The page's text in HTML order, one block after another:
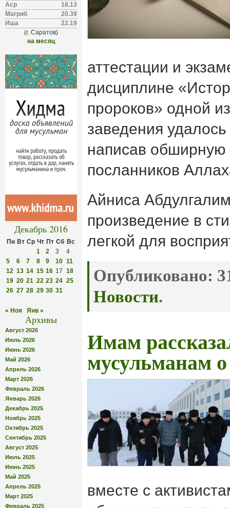
Аср
18.13
Магриб
20.39
Иша
22.19
(г. Саратов)
на месяц
Декабрь 2016
Пн Вт Ср Чт Пт Сб Вс
1
2 3
4
5
6 7 8 9 10 11
12 13 14 15 16 17 18
19 20 21 22 23 24 25
26 27 28 29 30 31
« Ноя Янв »
Архивы
Август 2026
Июль 2026
Июнь 2026
Май 2026
Апрель 2026
Март 2026
Февраль 2026
Январь 2026
Декабрь 2025
Ноябрь 2025
Октябрь 2025
Сентябрь 2025
Август 2025
Июль 2025
Июнь 2025
Май 2025
Апрель 2025
Март 2025
Февраль 2025
аттестации и
дисциплине
пророков» одной
заведения удалось
написав обширную
посланников
Айниса
произведение в
легкой для
Опубликовано:
Новости.
Имам
мусульманам
вместе с